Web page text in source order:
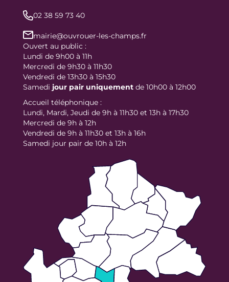
02 38 59 73 40
mairie@ouvrouer-les-champs.fr
Ouvert au public :
Lundi de 9h00 à 11h
Mercredi de 9h30 à 11h30
Vendredi de 13h30 à 15h30
Samedi jour pair uniquement de 10h00 à 12h00
Accueil téléphonique :
Lundi, Mardi, Jeudi de 9h à 11h30 et 13h à 17h30
Mercredi de 9h à 12h
Vendredi de 9h à 11h30 et 13h à 16h
Samedi jour pair de 10h à 12h